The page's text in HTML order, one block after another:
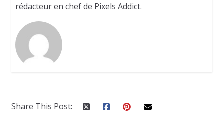
rédacteur en chef de Pixels Addict.
Share This Post: